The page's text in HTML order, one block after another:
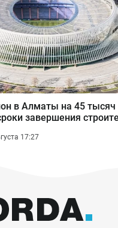
в Алматы на 45 тысяч
завершения
17:27